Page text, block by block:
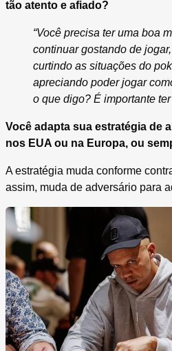
tão atento e afiado?
“Você precisa ter uma boa
continuar gostando de
curtindo as situações do
apreciando poder jogar
o que digo? É importante
Você adapta sua estratégia de
nos EUA ou na Europa, ou
A estratégia muda conforme
assim, muda de adversário para